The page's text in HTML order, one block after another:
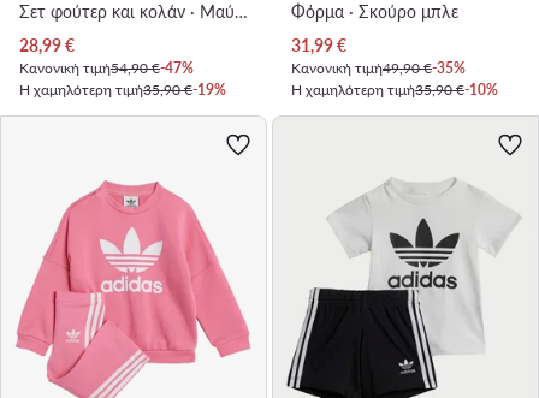
Σετ φούτερ και κολάν · Μαύρο
Τρέχουσα τιμή
28,99€
Κανονική τιμή54,90 €-47%
Η χαμηλότερη τιμή35,90 €-19%
Φόρμα · Σκούρο μπλε
Τρέχουσα τιμή
31,99€
Κανονική τιμή49,90 €-35%
Η χαμηλότερη τιμή35,90 €-10%